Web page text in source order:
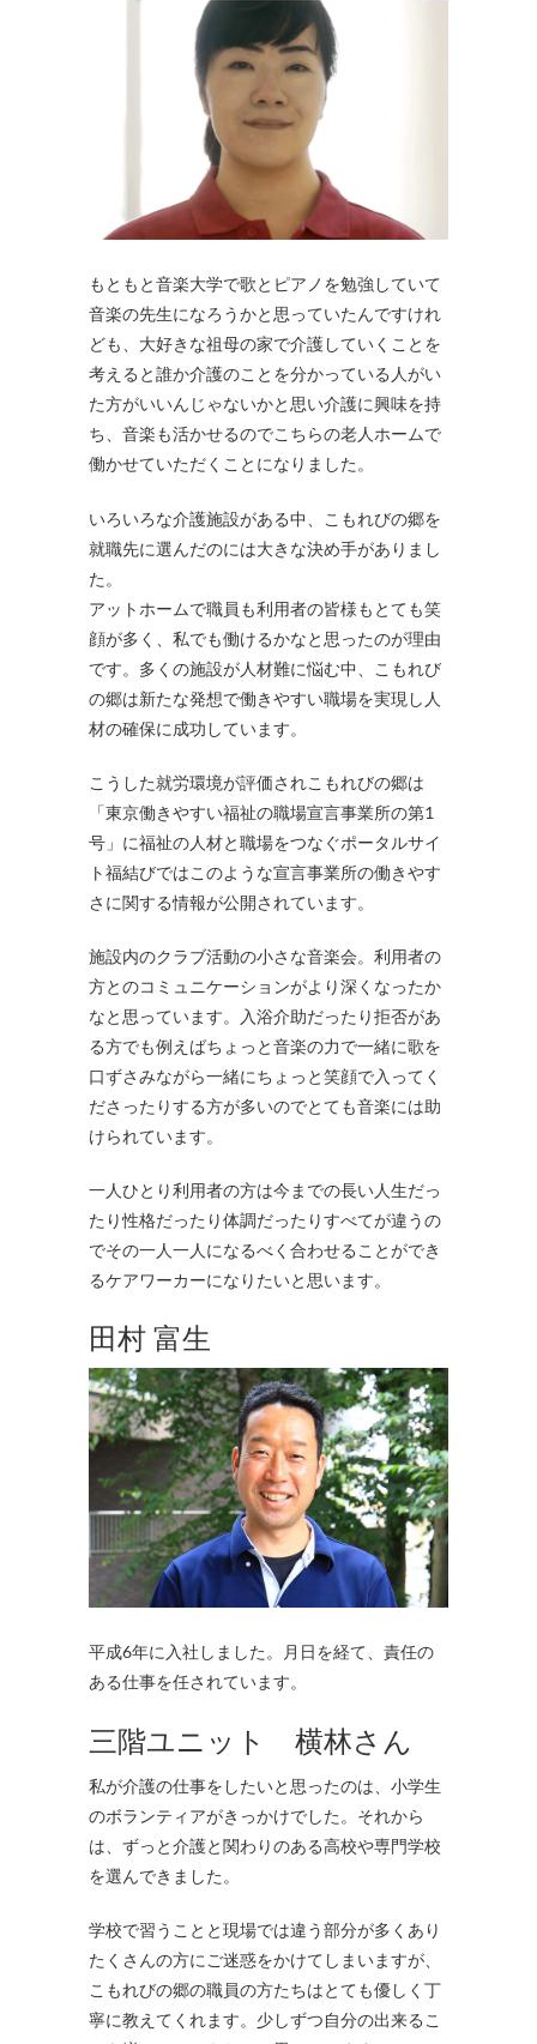
もともと音楽大学で歌とピアノを勉強していて
音楽の先生になろうかと思っていたんですけれ
ども、大好きな祖母の家で介護していくことを
考えると誰か介護のことを分かっている人がい
た方がいいんじゃないかと思い介護に興味を持
ち、音楽も活かせるのでこちらの老人ホームで
働かせていただくことになりました。
いろいろな介護施設がある中、こもれびの郷を
就職先に選んだのには大きな決め手がありまし
た。
アットホームで職員も利用者の皆様もとても笑
顔が多く、私でも働けるかなと思ったのが理由
です。多くの施設が人材難に悩む中、こもれび
の郷は新たな発想で働きやすい職場を実現し人
材の確保に成功しています。
こうした就労環境が評価されこもれびの郷は
「東京働きやすい福祉の職場宣言事業所の第1
号」に福祉の人材と職場をつなぐポータルサイ
ト福結びではこのような宣言事業所の働きやす
さに関する情報が公開されています。
施設内のクラブ活動の小さな音楽会。利用者の
方とのコミュニケーションがより深くなったか
なと思っています。入浴介助だったり拒否があ
る方でも例えばちょっと音楽の力で一緒に歌を
口ずさみながら一緒にちょっと笑顔で入ってく
ださったりする方が多いのでとても音楽には助
けられています。
一人ひとり利用者の方は今までの長い人生だっ
たり性格だったり体調だったりすべてが違うの
でその一人一人になるべく合わせることができ
るケアワーカーになりたいと思います。
田村 富生
平成6年に入社しました。月日を経て、責任の
ある仕事を任されています。
三階ユニット 横林さん
私が介護の仕事をしたいと思ったのは、小学生
のボランティアがきっかけでした。それから
は、ずっと介護と関わりのある高校や専門学校
を選んできました。
学校で習うことと現場では違う部分が多くあり
たくさんの方にご迷惑をかけてしまいますが、
こもれびの郷の職員の方たちはとても優しく丁
寧に教えてくれます。少しずつ自分の出来るこ